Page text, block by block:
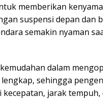
memberikan
suspensi depan dan
semakin nyaman
dalam
sehingga
jarak tempuh,